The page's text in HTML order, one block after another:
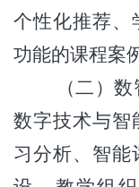
个性化推荐、
功能的课程案
（二）
数字技术与智
习分析、智能